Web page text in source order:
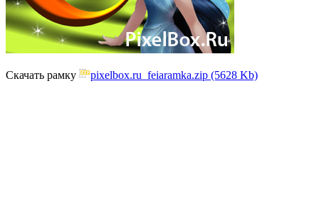
Скачать рамку pixelbox.ru_feiaramka.zip (5628 Kb)